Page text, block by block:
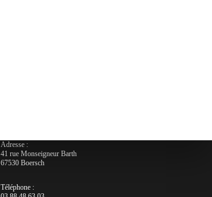
Adresse :
41 rue Monseigneur Barth
67530 Boersch
Téléphone :